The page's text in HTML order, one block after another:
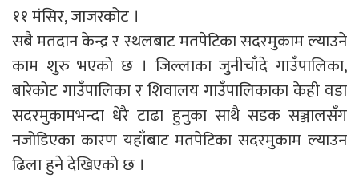
११ मंसिर, जाजरकोट ।
सबै मतदान केन्द्र र स्थलबाट मतपेटिका सदरमुकाम ल्याउने
काम शुरु भएको छ । जिल्लाका जुनीचाँदे गाउँपालिका,
बारेकोट गाउँपालिका र शिवालय गाउँपालिकाका केही वडा
सदरमुकामभन्दा धेरै टाढा हुनुका साथै सडक सञ्जालसँग
नजोडिएका कारण यहाँबाट मतपेटिका सदरमुकाम ल्याउन
ढिला हुने देखिएको छ ।